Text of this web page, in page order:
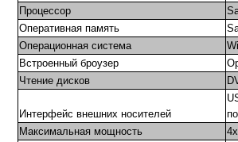
Процессор
Оперативная память
Операционная система
Встроенный броузер
Чтение дисков
Интерфейс внешних носителей
Максимальная мощность